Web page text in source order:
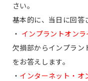
さい。
基本的に、当日に回答
・ インプラントオン
欠損部からインプラン
をお答えします。
・ インターネット・オ